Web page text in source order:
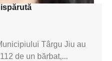
Târgu Jiu au
de un bărbat,...